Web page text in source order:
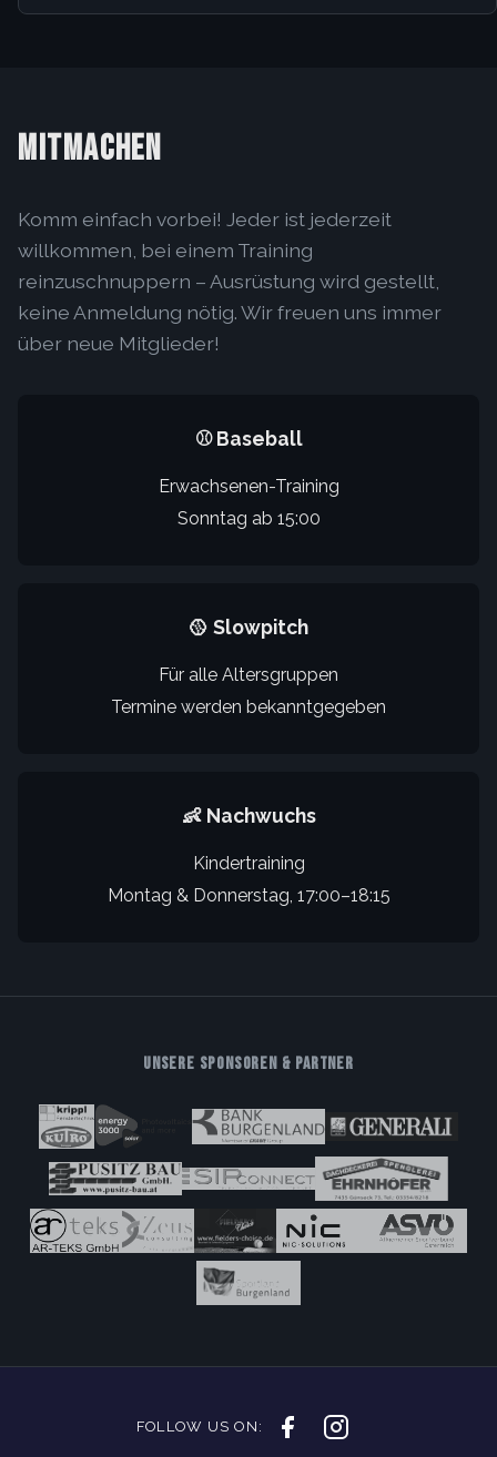
MITMACHEN
Komm einfach vorbei! Jeder ist jederzeit
willkommen, bei einem Training
reinzuschnuppern – Ausrüstung wird gestellt,
keine Anmeldung nötig. Wir freuen uns immer
über neue Mitglieder!
⚾ Baseball
Erwachsenen-Training
Sonntag ab 15:00
🥎 Slowpitch
Für alle Altersgruppen
Termine werden bekanntgegeben
👶 Nachwuchs
Kindertraining
Montag & Donnerstag, 17:00–18:15
UNSERE SPONSOREN & PARTNER
FOLLOW US ON: